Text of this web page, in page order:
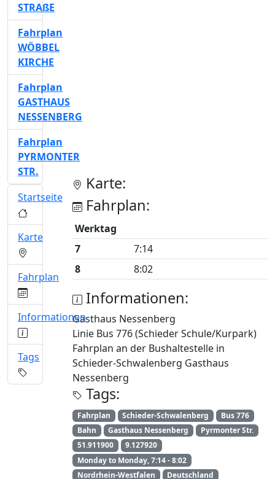
Karte:
Fahrplan:
Werktag
7
7:14
8
8:02
Informationen:
Gasthaus Nessenberg
Linie Bus 776 (Schieder Schule/Kurpark)
Fahrplan an der Bushaltestelle in
Schieder-Schwalenberg Gasthaus
Nessenberg
Tags:
Fahrplan Schieder-Schwalenberg
Bus 776
Bahn
Gasthaus Nessenberg
Pyrmonter Str.
51.911900
9.127920
Monday to Monday, 7:14 - 8:02
Nordrhein-Westfalen
Deutschland
STRAßE
Fahrplan
WÖBBEL
KIRCHE
Fahrplan
GASTHAUS
NESSENBERG
Fahrplan
PYRMONTER
STR.
Startseite
Karte
Fahrplan
Informationen
Tags